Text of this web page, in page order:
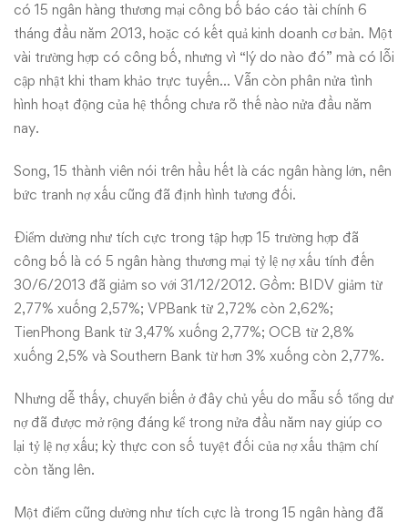
có 15 ngân hàng thương mại công bố báo cáo tài chính 6
tháng đầu năm 2013, hoặc có kết quả kinh doanh cơ bản. Một
vài trường hợp có công bố, nhưng vì “lý do nào đó” mà có lỗi
cập nhật khi tham khảo trực tuyến… Vẫn còn phân nửa tình
hình hoạt động của hệ thống chưa rõ thế nào nửa đầu năm
nay.
Song, 15 thành viên nói trên hầu hết là các ngân hàng lớn, nên
bức tranh nợ xấu cũng đã định hình tương đối.
Điểm dường như tích cực trong tập hợp 15 trường hợp đã
công bố là có 5 ngân hàng thương mại tỷ lệ nợ xấu tính đến
30/6/2013 đã giảm so với 31/12/2012. Gồm: BIDV giảm từ
2,77% xuống 2,57%; VPBank từ 2,72% còn 2,62%;
TienPhong Bank từ 3,47% xuống 2,77%; OCB từ 2,8%
xuống 2,5% và Southern Bank từ hơn 3% xuống còn 2,77%.
Nhưng dễ thấy, chuyển biến ở đây chủ yếu do mẫu số tổng dư
nợ đã được mở rộng đáng kể trong nửa đầu năm nay giúp co
lại tỷ lệ nợ xấu; kỳ thực con số tuyệt đối của nợ xấu thậm chí
còn tăng lên.
Một điểm cũng dường như tích cực là trong 15 ngân hàng đã